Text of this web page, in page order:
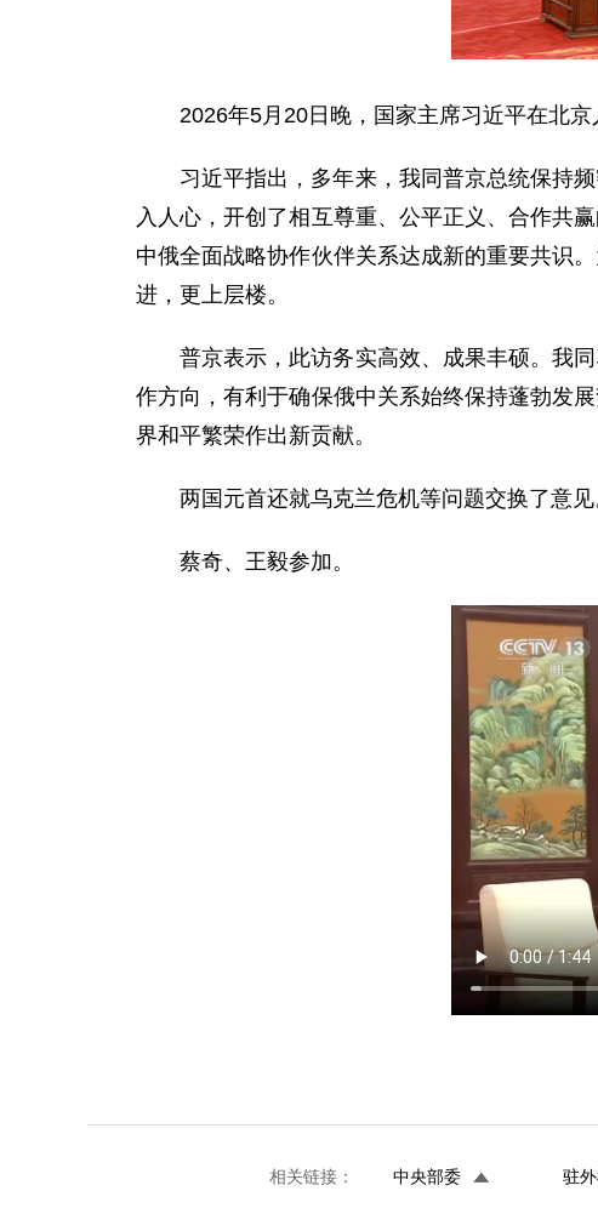
2026年5月20日晚，国家主席习近平在北
习近平指出，多年来，我同普京总统保持
入人心，开创了相互尊重、公平正义、合作共
中俄全面战略协作伙伴关系达成新的重要共识
进，更上层楼。
普京表示，此访务实高效、成果丰硕。我
作方向，有利于确保俄中关系始终保持蓬勃发
界和平繁荣作出新贡献。
两国元首还就乌克兰危机等问题交换了意见
蔡奇、王毅参加。
相关链接： 中央部委 驻